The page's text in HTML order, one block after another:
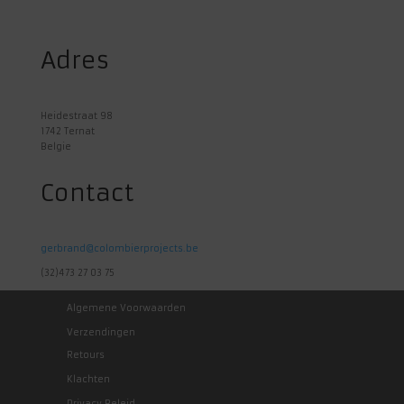
Adres
Heidestraat 98
1742 Ternat
Belgie
Contact
gerbrand@colombierprojects.be
(32)473 27 03 75
Algemene Voorwaarden
Verzendingen
Retours
Klachten